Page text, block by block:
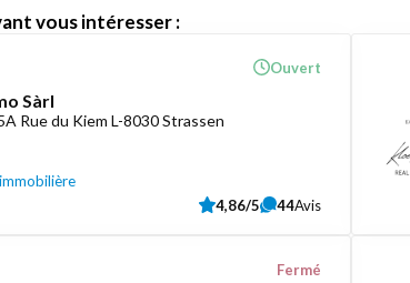
vous intéresser :
Sàrl
Rue du Kiem L-8030 Strassen
Ouvert
4,86/5 44Avis
Fermé